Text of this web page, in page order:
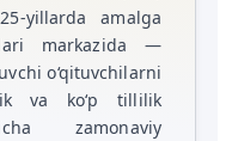
yillarda amalga
markazida —
o‘qituvchilarni
va ko‘p tillilik
zamonaviy